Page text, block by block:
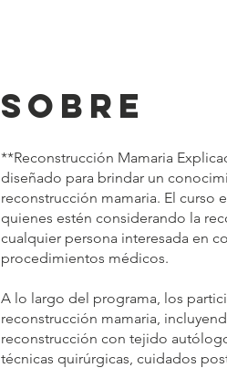
Sobre
**Reconstrucción Mamaria
diseñado para brindar un
reconstrucción mamaria. El curso
quienes estén considerando la
cualquier persona interesada en
procedimientos médicos.
A lo largo del programa, los
reconstrucción mamaria,
reconstrucción con tejido
técnicas quirúrgicas, cuidados